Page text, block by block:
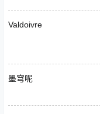
Valdoivre
墨穹呢